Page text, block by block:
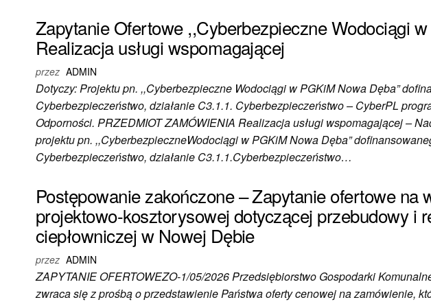
Zapytanie Ofertowe ,,Cyberbezpieczne Wodociągi
Realizacja usługi wspomagającej
przez ADMIN
Dotyczy: Projektu pn. ,,Cyberbezpieczne Wodociągi w PGKiM Nowa Dęba”
Cyberbezpieczeństwo, działanie C3.1.1. Cyberbezpieczeństwo – CyberPL
Odporności. PRZEDMIOT ZAMÓWIENIA Realizacja usługi wspomagającej –
projektu pn. ,,CyberbezpieczneWodociągi w PGKiM Nowa Dęba”
Cyberbezpieczeństwo, działanie C3.1.1.Cyberbezpieczeństwo…
Postępowanie zakończone – Zapytanie ofertowe na
projektowo-kosztorysowej dotyczącej przebudowy i
ciepłowniczej w Nowej Dębie
przez ADMIN
ZAPYTANIE OFERTOWEZO-1/05/2026 Przedsiębiorstwo Gospodarki
zwraca się z prośbą o przedstawienie Państwa oferty cenowej na zamówienie,